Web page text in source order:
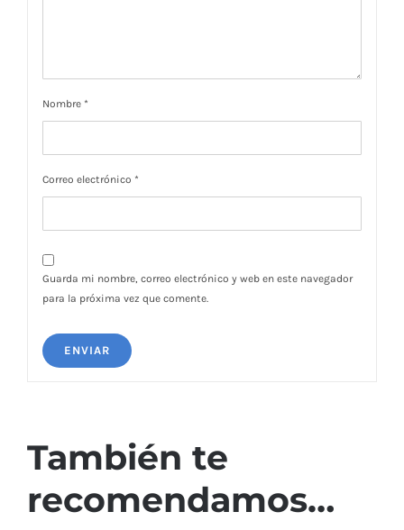
Nombre *
Correo electrónico *
Guarda mi nombre, correo electrónico y web en este navegador
para la próxima vez que comente.
También te
recomendamos…